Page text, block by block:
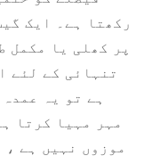
رکھتا ہے۔ ایک
پر کھلی یا مکمل
تنہائی کے لئے
ہے تو یہ
مہر مہیا کرتا